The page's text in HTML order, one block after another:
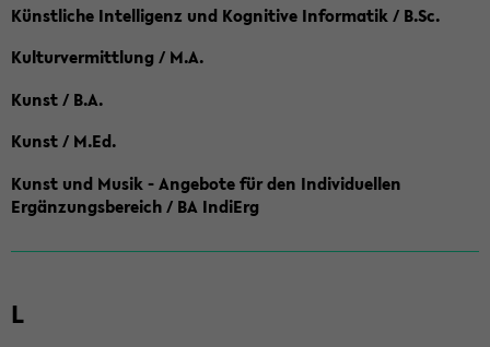
Künstliche Intelligenz und Kognitive Informatik / B.Sc.
Kulturvermittlung / M.A.
Kunst / B.A.
Kunst / M.Ed.
Kunst und Musik - Angebote für den Individuellen
Ergänzungsbereich / BA IndiErg
L